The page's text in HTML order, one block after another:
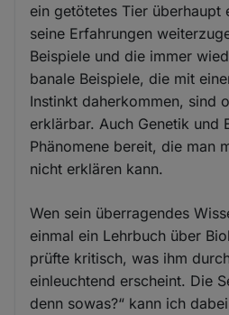
ein getötetes Tier überhaupt
seine Erfahrungen
Beispiele und die immer
banale Beispiele, die mit
Instinkt daherkommen, sind
erklärbar. Auch Genetik und
Phänomene bereit, die man
nicht erklären kann.
Wen sein überragendes
einmal ein Lehrbuch über
prüfte kritisch, was ihm
einleuchtend erscheint. Die
denn sowas?“ kann ich